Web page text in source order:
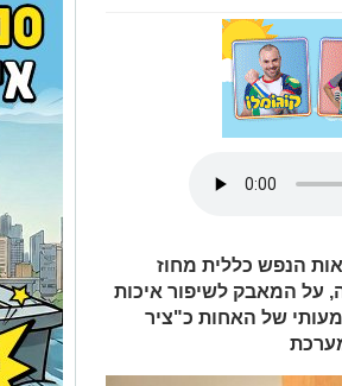
הנפש כללית מחוז
המאבק לשיפור איכות
של האחות כ"ציר